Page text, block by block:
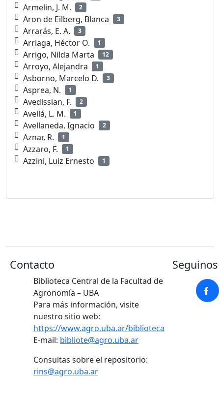
Armelin, J. M. 2
Aron de Eilberg, Blanca 3
Arrarás, E. A. 3
Arriaga, Héctor O. 1
Arrigo, Nilda Marta 12
Arroyo, Alejandra 1
Asborno, Marcelo D. 3
Asprea, N. 1
Avedissian, F. 2
Avellá, L. M. 1
Avellaneda, Ignacio 2
Aznar, R. 1
Azzaro, F. 1
Azzini, Luiz Ernesto 1
Contacto
Biblioteca Central de la Facultad de
Agronomía – UBA
Para más información, visite
nuestro sitio web:
https://www.agro.uba.ar/biblioteca
E-mail: bibliote@agro.uba.ar
Consultas sobre el repositorio:
rins@agro.uba.ar